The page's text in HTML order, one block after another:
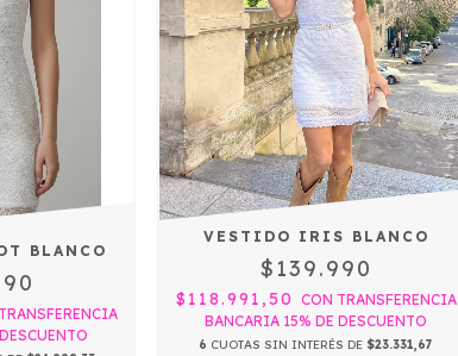
BLANCO
TRANSFERENCIA
VESTIDO IRIS BLANCO
$139.990
$118.991,50 CON TRANSFERENCIA
BANCARIA 15% DE DESCUENTO
6 CUOTAS SIN INTERÉS DE $23.331,67